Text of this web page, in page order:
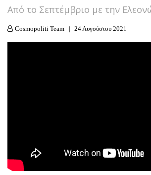
Από το Σεπτέμβριο με την
Cosmopoliti Team 24 Αυγούστου 2021